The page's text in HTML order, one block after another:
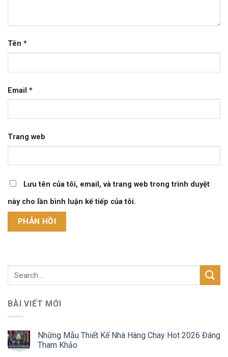
Tên *
Email *
Trang web
Lưu tên của tôi, email, và trang web trong trình duyệt
này cho lần bình luận kế tiếp của tôi.
BÀI VIẾT MỚI
Những Mẫu Thiết Kế Nhà Hàng Chay Hot 2026 Đáng
Tham Khảo